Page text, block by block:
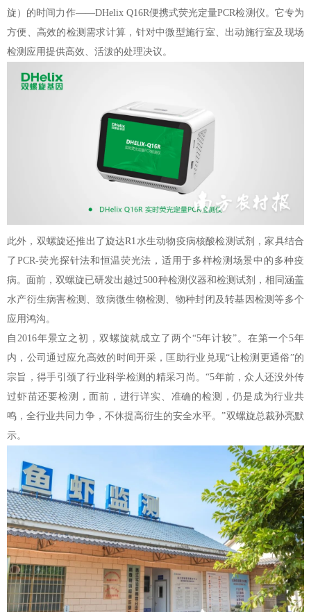
旋）的时间力作——DHelix Q16R便携式荧光定量PCR检测仪。它专为
方便、高效的检测需求计算，针对中微型施行室、出动施行室及现场
检测应用提供高效、活泼的处理决议。
此外，双螺旋还推出了旋达R1水生动物疫病核酸检测试剂，家具结合
了PCR-荧光探针法和恒温荧光法，适用于多样检测场景中的多种疫
病。面前，双螺旋已研发出越过500种检测仪器和检测试剂，相同涵盖
水产衍生病害检测、致病微生物检测、物种封闭及转基因检测等多个
应用鸿沟。
自2016年景立之初，双螺旋就成立了两个“5年计较”。在第一个5年
内，公司通过应允高效的时间开采，匡助行业兑现“让检测更通俗”的
宗旨，得手引颈了行业科学检测的精采习尚。“5年前，众人还没外传
过虾苗还要检测，面前，进行详实、准确的检测，仍是成为行业共
鸣，全行业共同力争，不休提高衍生的安全水平。”双螺旋总裁孙亮默
示。